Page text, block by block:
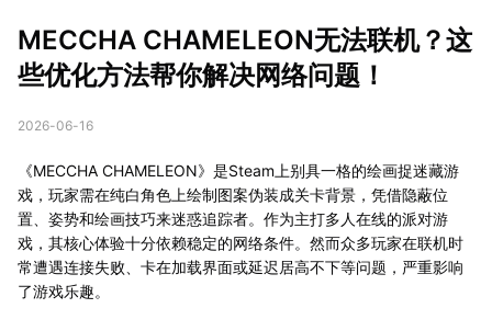
MECCHA CHAMELEON无法联机？这
些优化方法帮你解决网络问题！
2026-06-16
《MECCHA CHAMELEON》是Steam上别具一格的绘画捉迷藏游
戏，玩家需在纯白角色上绘制图案伪装成关卡背景，凭借隐蔽位
置、姿势和绘画技巧来迷惑追踪者。作为主打多人在线的派对游
戏，其核心体验十分依赖稳定的网络条件。然而众多玩家在联机时
常遭遇连接失败、卡在加载界面或延迟居高不下等问题，严重影响
了游戏乐趣。